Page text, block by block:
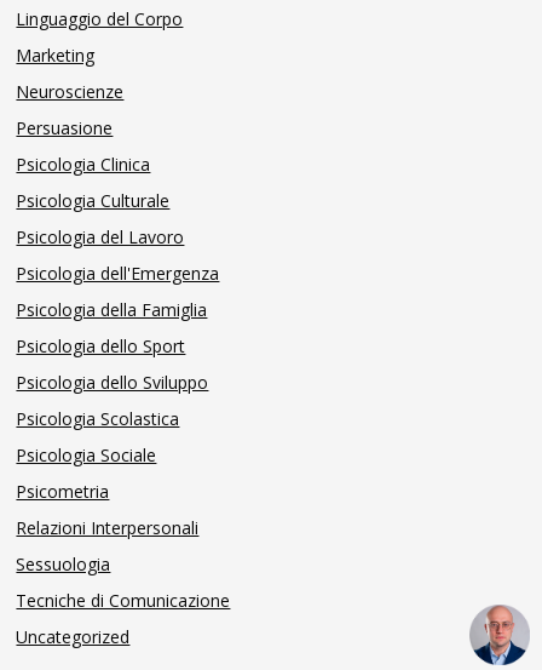
Linguaggio del Corpo
Marketing
Neuroscienze
Persuasione
Psicologia Clinica
Psicologia Culturale
Psicologia del Lavoro
Psicologia dell'Emergenza
Psicologia della Famiglia
Psicologia dello Sport
Psicologia dello Sviluppo
Psicologia Scolastica
Psicologia Sociale
Psicometria
Relazioni Interpersonali
Sessuologia
Tecniche di Comunicazione
Uncategorized